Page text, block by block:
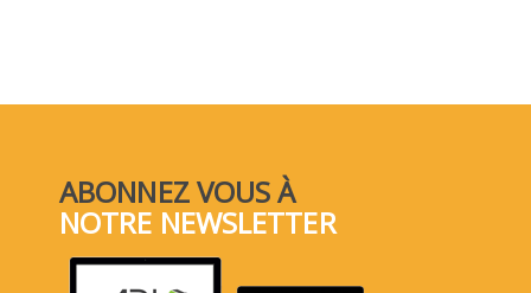
ABONNEZ VOUS À
NOTRE NEWSLETTER